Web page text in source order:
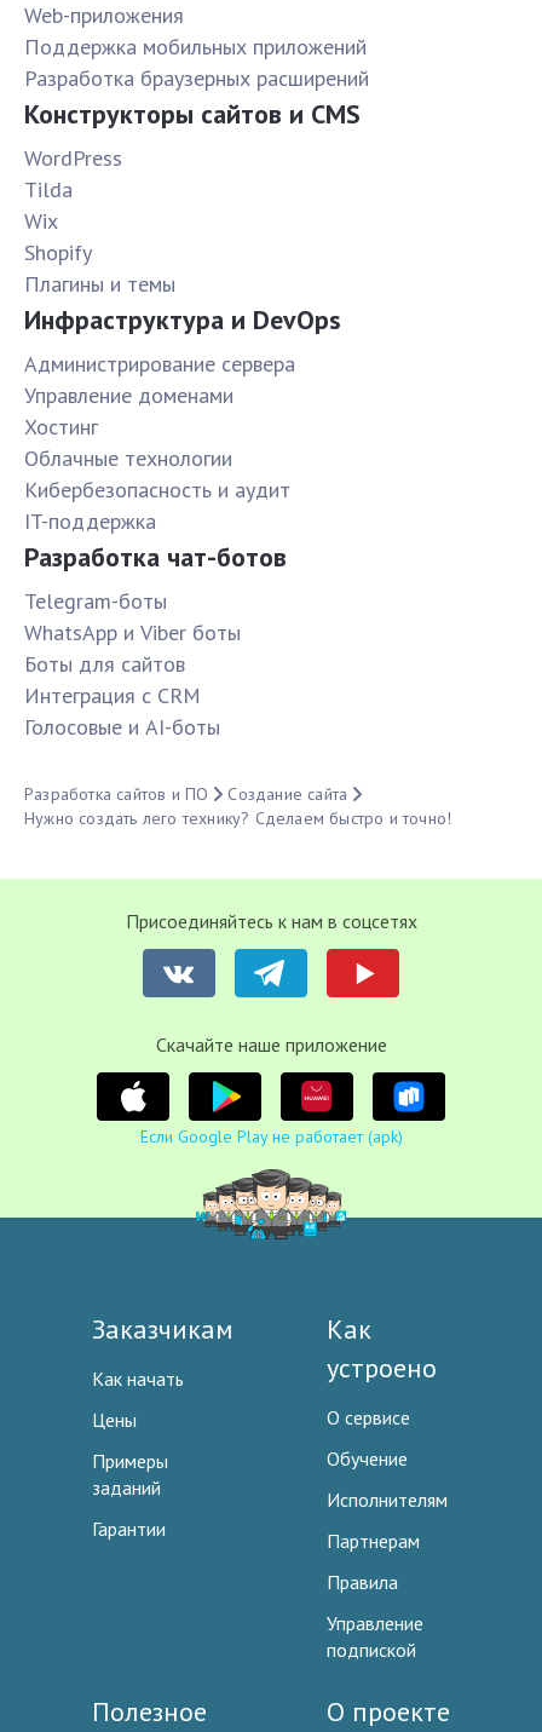
Web-приложения
Поддержка мобильных приложений
Разработка браузерных расширений
Конструкторы сайтов и CMS
WordPress
Tilda
Wix
Shopify
Плагины и темы
Инфраструктура и DevOps
Администрирование сервера
Управление доменами
Хостинг
Облачные технологии
Кибербезопасность и аудит
IT-поддержка
Разработка чат-ботов
Telegram-боты
WhatsApp и Viber боты
Боты для сайтов
Интеграция с CRM
Голосовые и AI-боты
Разработка сайтов и ПО
Создание сайта
Нужно создать лего технику? Сделаем быстро и точно!
Присоединяйтесь к нам в соцсетях
Cкачайте наше приложение
Если Google Play не работает (apk)
Заказчикам
Как начать
Цены
Примеры
заданий
Гарантии
Как
устроено
О сервисе
Обучение
Исполнителям
Партнерам
Правила
Управление
подпиской
Полезное О проекте